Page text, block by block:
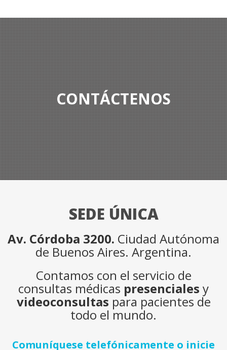
CONTÁCTENOS
SEDE ÚNICA
Av. Córdoba 3200. Ciudad Autónoma
de Buenos Aires. Argentina.
Contamos con el servicio de
consultas médicas presenciales y
videoconsultas para pacientes de
todo el mundo.
Comuníquese telefónicamente o inicie